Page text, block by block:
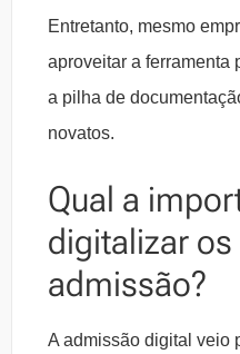
Entretanto, mesmo
aproveitar a ferramenta
a pilha de
novatos.
Qual a
digitalizar
admissão?
A admissão digital veio